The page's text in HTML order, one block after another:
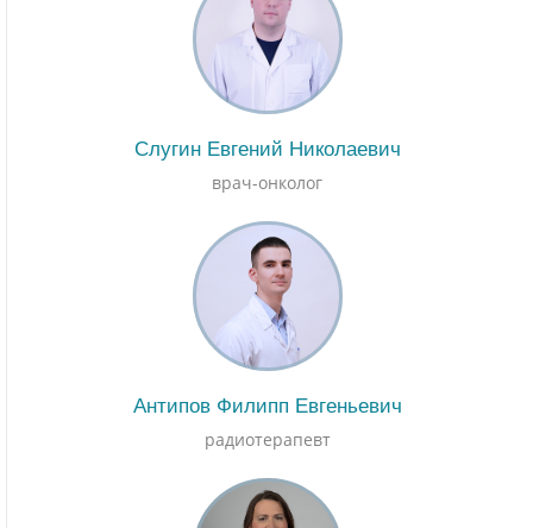
Слугин Евгений Николаевич
врач-онколог
Антипов Филипп Евгеньевич
радиотерапевт